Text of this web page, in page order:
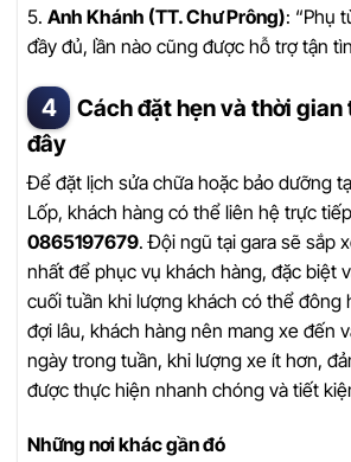
5. Anh Khánh (TT. Chư Prông): “Phụ
đầy đủ, lần nào cũng được hỗ trợ tận
Cách đặt hẹn và thời gian
đây
Để đặt lịch sửa chữa hoặc bảo dưỡng
Lốp, khách hàng có thể liên hệ trực
0865197679. Đội ngũ tại gara sẽ sắp
nhất để phục vụ khách hàng, đặc biệt
cuối tuần khi lượng khách có thể đông
đợi lâu, khách hàng nên mang xe đến
ngày trong tuần, khi lượng xe ít hơn,
được thực hiện nhanh chóng và tiết
Những nơi khác gần đó